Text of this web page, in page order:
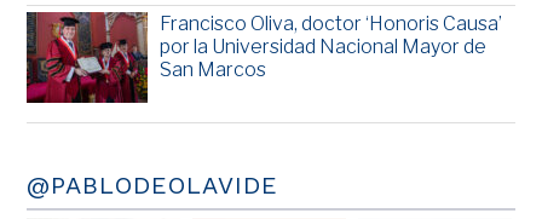
Francisco Oliva, doctor ‘Honoris Causa’
por la Universidad Nacional Mayor de
San Marcos
@PABLODEOLAVIDE